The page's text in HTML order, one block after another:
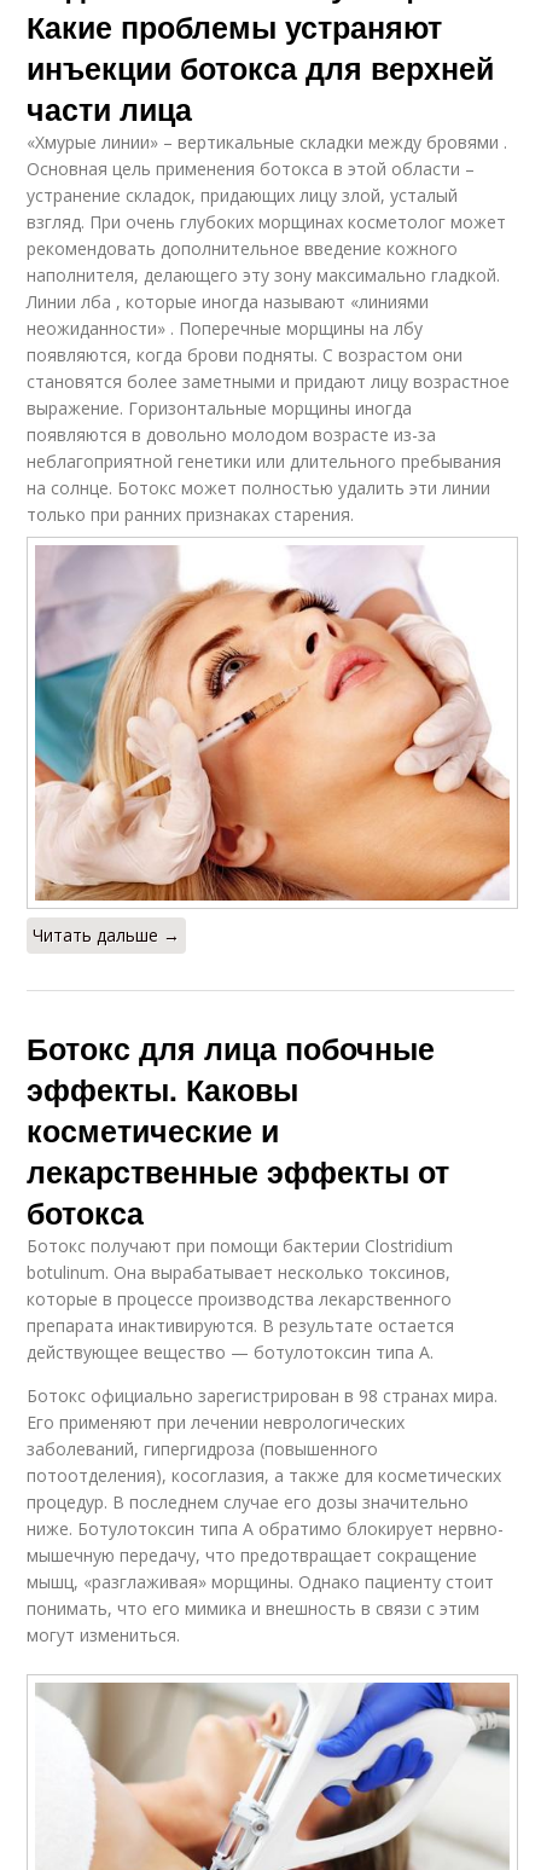
Какие проблемы устраняют
инъекции ботокса для верхней
части лица
«Хмурые линии» – вертикальные складки между бровями .
Основная цель применения ботокса в этой области –
устранение складок, придающих лицу злой, усталый
взгляд. При очень глубоких морщинах косметолог может
рекомендовать дополнительное введение кожного
наполнителя, делающего эту зону максимально гладкой.
Линии лба , которые иногда называют «линиями
неожиданности» . Поперечные морщины на лбу
появляются, когда брови подняты. С возрастом они
становятся более заметными и придают лицу возрастное
выражение. Горизонтальные морщины иногда
появляются в довольно молодом возрасте из-за
неблагоприятной генетики или длительного пребывания
на солнце. Ботокс может полностью удалить эти линии
только при ранних признаках старения.
Читать дальше →
Ботокс для лица побочные
эффекты. Каковы
косметические и
лекарственные эффекты от
ботокса
Ботокс получают при помощи бактерии Clostridium
botulinum. Она вырабатывает несколько токсинов,
которые в процессе производства лекарственного
препарата инактивируются. В результате остается
действующее вещество — ботулотоксин типа А.
Ботокс официально зарегистрирован в 98 странах мира.
Его применяют при лечении неврологических
заболеваний, гипергидроза (повышенного
потоотделения), косоглазия, а также для косметических
процедур. В последнем случае его дозы значительно
ниже. Ботулотоксин типа А обратимо блокирует нервно-
мышечную передачу, что предотвращает сокращение
мышц, «разглаживая» морщины. Однако пациенту стоит
понимать, что его мимика и внешность в связи с этим
могут измениться.